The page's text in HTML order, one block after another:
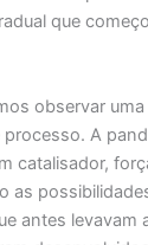
que
observar uma
A
catalisador,
as
antes levavam